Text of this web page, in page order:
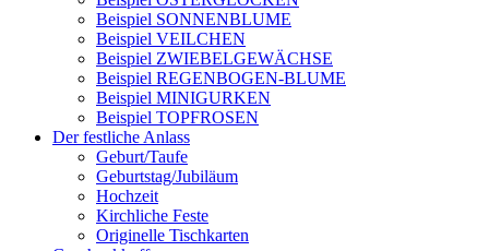
Beispiel SONNENBLUME
Beispiel VEILCHEN
Beispiel ZWIEBELGEWÄCHSE
Beispiel REGENBOGEN-BLUME
Beispiel MINIGURKEN
Beispiel TOPFROSEN
Der festliche Anlass
Geburt/Taufe
Geburtstag/Jubiläum
Hochzeit
Kirchliche Feste
Originelle Tischkarten